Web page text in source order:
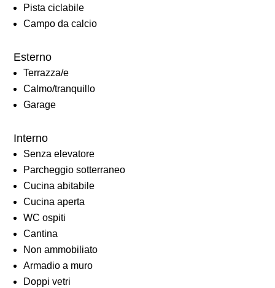
Pista ciclabile
Campo da calcio
Esterno
Terrazza/e
Calmo/tranquillo
Garage
Interno
Senza elevatore
Parcheggio sotterraneo
Cucina abitabile
Cucina aperta
WC ospiti
Cantina
Non ammobiliato
Armadio a muro
Doppi vetri